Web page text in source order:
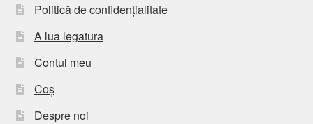
Politică de confidențialitate
A lua legatura
Contul meu
Coș
Despre noi